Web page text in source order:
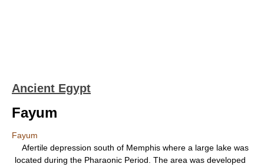
Ancient Egypt
Fayum
Fayum
Afertile depression south of Memphis where a large lake was
located during the Pharaonic Period. The area was developed